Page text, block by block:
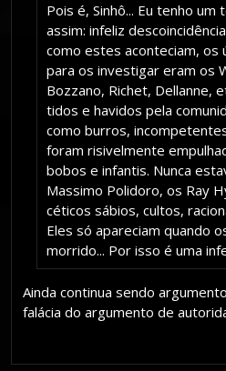
Pois é, Sinhô... Eu tenho
assim: infeliz
como estes aconteciam, os
para os investigar eram os
Bozzano, Richet, Dellanne,
tidos e havidos pela
como burros,
foram risivelmente
bobos e infantis. Nunca
Massimo Polidoro, os Ray
céticos sábios, cultos,
Eles só apareciam quando
morrido... Por isso é uma
Ainda continua sendo
falácia do argumento de